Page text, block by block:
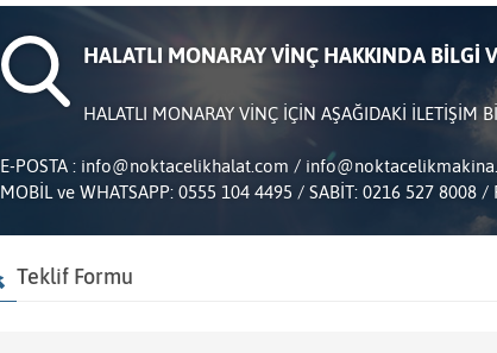
HALATLI MONARAY VİNÇ HAKKINDA BİLGİ
HALATLI MONARAY VİNÇ İÇİN AŞAĞIDAKİ İLETİŞİM
E-POSTA : info@noktacelikhalat.com /
MOBİL ve WHATSAPP: 0555 104 4495 / SABİT: 0216 527 8008 /
Teklif Formu